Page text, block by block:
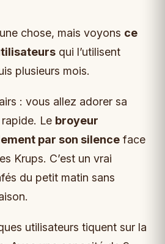
chose, mais voyons ce
qui l’utilisent
plusieurs mois.
: vous allez adorer sa
Le broyeur
par son silence face
Krups. C’est un vrai
du petit matin sans
utilisateurs tiquent sur la